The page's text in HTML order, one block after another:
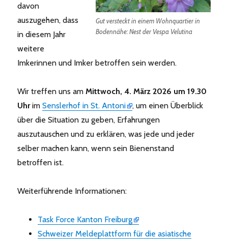
Gut versteckt in einem Wohnquartier in
Bodennähe: Nest der Vespa Velutina
davon
auszugehen, dass
in diesem Jahr
weitere
Imkerinnen und Imker betroffen sein werden.
Wir treffen uns am Mittwoch, 4. März 2026 um 19.30
UhrimSenslerhof in St. Antoni
, um einen Überblick
über die Situation zu geben, Erfahrungen
auszutauschen und zu erklären, was jede und jeder
selber machen kann, wenn sein Bienenstand
betroffen ist.
Weiterführende Informationen:
Task Force Kanton Freiburg
Schweizer Meldeplattform für die asiatische